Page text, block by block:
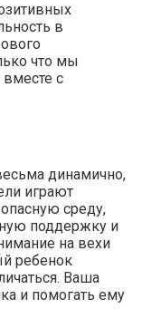
в
что мы
с
динамично,
играют
среду,
поддержку и
на вехи
ребенок
Ваша
и помогать ему